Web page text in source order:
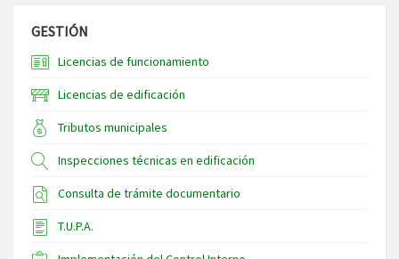
GESTIÓN
Licencias de funcionamiento
Licencias de edificación
Tributos municipales
Inspecciones técnicas en edificación
Consulta de trámite documentario
T.U.P.A.